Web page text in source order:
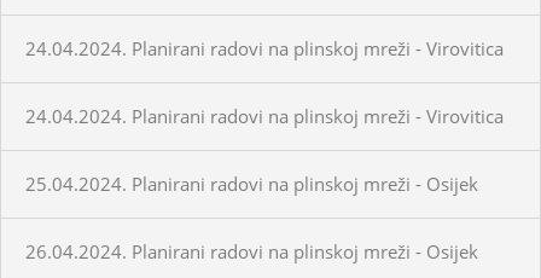
24.04.2024. Planirani radovi na plinskoj mreži - Virovitica
24.04.2024. Planirani radovi na plinskoj mreži - Virovitica
25.04.2024. Planirani radovi na plinskoj mreži - Osijek
26.04.2024. Planirani radovi na plinskoj mreži - Osijek